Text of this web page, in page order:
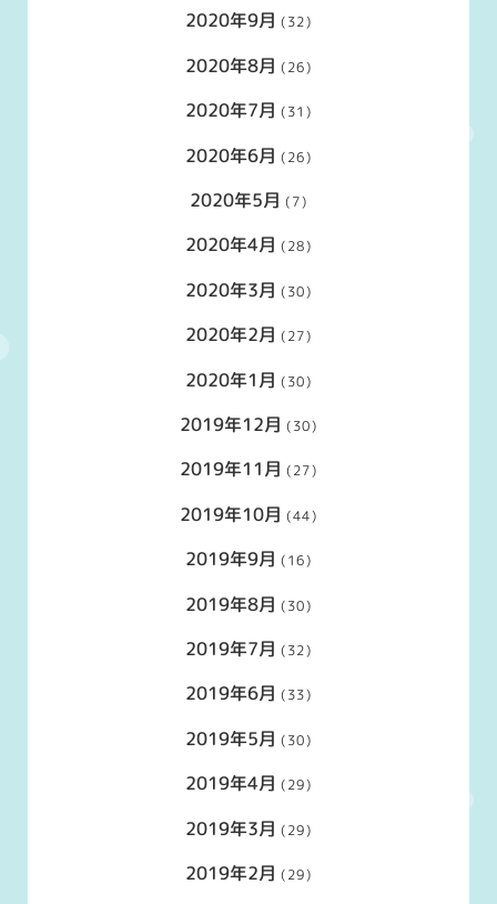
2020年9月 (32)
2020年8月 (26)
2020年7月 (31)
2020年6月 (26)
2020年5月 (7)
2020年4月 (28)
2020年3月 (30)
2020年2月 (27)
2020年1月 (30)
2019年12月 (30)
2019年11月 (27)
2019年10月 (44)
2019年9月 (16)
2019年8月 (30)
2019年7月 (32)
2019年6月 (33)
2019年5月 (30)
2019年4月 (29)
2019年3月 (29)
2019年2月 (29)